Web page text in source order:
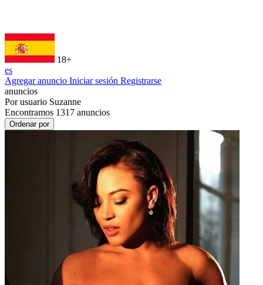
18+
es
Agregar anuncio Iniciar sesión Registrarse
anuncios
Por usuario Suzanne
Encontramos 1317 anuncios
Ordenar por